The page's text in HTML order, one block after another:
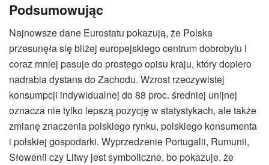
Podsumowując
Najnowsze dane Eurostatu pokazują, że Polska
przesunęła się bliżej europejskiego centrum dobrobytu i
coraz mniej pasuje do prostego opisu kraju, który dopiero
nadrabia dystans do Zachodu. Wzrost rzeczywistej
konsumpcji indywidualnej do 88 proc. średniej unijnej
oznacza nie tylko lepszą pozycję w statystykach, ale także
zmianę znaczenia polskiego rynku, polskiego konsumenta
i polskiej gospodarki. Wyprzedzenie Portugalii, Rumunii,
Słowenii czy Litwy jest symboliczne, bo pokazuje, że